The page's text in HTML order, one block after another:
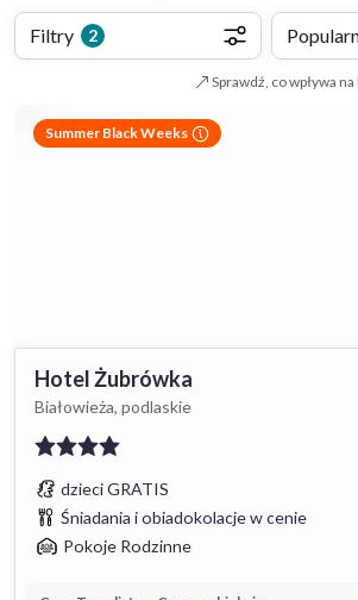
Filtry 2
Sprawdź, co wpływa
Summer Black Weeks
Hotel Żubrówka
Białowieża, podlaskie
dzieci GRATIS
Śniadania i obiadokolacje w cenie
Pokoje Rodzinne